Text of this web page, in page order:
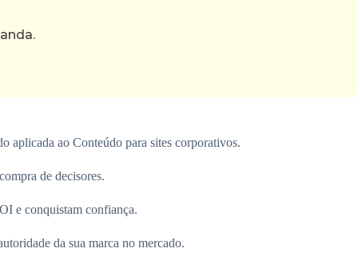
aplicada ao Conteúdo para sites corporativos.
de decisores.
e conquistam confiança.
da sua marca no mercado.